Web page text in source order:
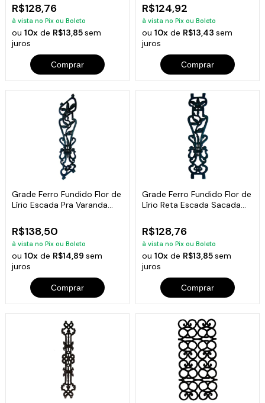
R$128,76
à vista no Pix ou Boleto
ou10x de R$13,85sem
juros
Comprar
R$124,92
à vista no Pix ou Boleto
ou 10xde R$13,43 sem
juros
Comprar
Grade Ferro Fundido Flor de
Lírio Escada Pra Varanda
R$138,50
à vista no Pix ou Boleto
ou10x de R$14,89sem
juros
Comprar
Grade Ferro Fundido Flor de
Lírio Reta Escada Sacada
R$128,76
à vista no Pix ou Boleto
ou 10xde R$13,85sem
juros
Comprar